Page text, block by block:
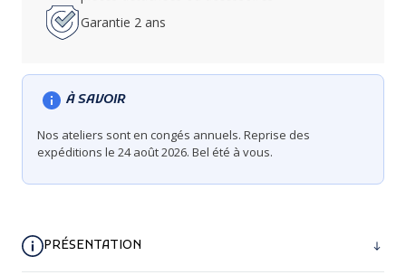
Garantie 2 ans
À SAVOIR
Nos ateliers sont en congés annuels. Reprise des
expéditions le 24 août 2026. Bel été à vous.
PRÉSENTATION